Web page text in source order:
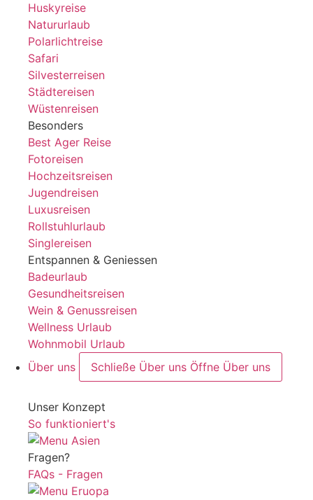
Huskyreise
Natururlaub
Polarlichtreise
Safari
Silvesterreisen
Städtereisen
Wüstenreisen
Besonders
Best Ager Reise
Fotoreisen
Hochzeitsreisen
Jugendreisen
Luxusreisen
Rollstuhlurlaub
Singlereisen
Entspannen & Geniessen
Badeurlaub
Gesundheitsreisen
Wein & Genussreisen
Wellness Urlaub
Wohnmobil Urlaub
Über uns
Schließe Über uns Öffne Über uns
Unser Konzept
So funktioniert's
Fragen?
FAQs - Fragen